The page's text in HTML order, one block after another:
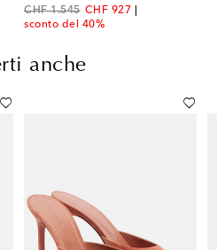
CHF 1.545
original priceCHF 927
discount price
sconto del 40%
anche